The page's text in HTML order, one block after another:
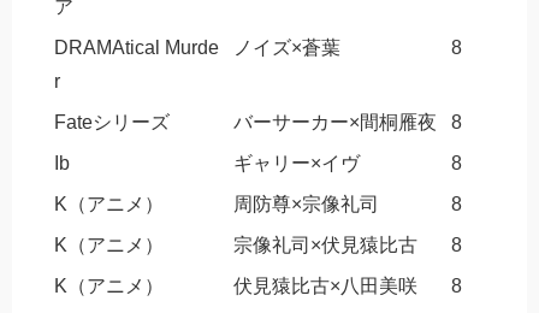
ア
DRAMAtical Murde
r
ノイズ×蒼葉 8
Fateシリーズ バーサーカー×間桐雁夜
8
Ib
ギャリー×イヴ
8
K（アニメ）
周防尊×宗像礼司
8
K（アニメ）
宗像礼司×伏見猿比古
8
K（アニメ）
伏見猿比古×八田美咲
8